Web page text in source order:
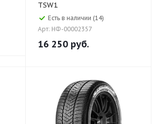
TSW1
Есть в наличии (14)
Арт: НФ-00002357
16 250 руб.